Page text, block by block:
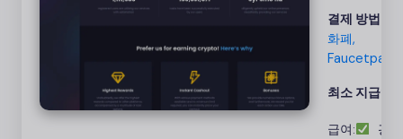
인과 이더리
을 포함한
의 암호화폐
제 서비스를
결제 방법:
화폐,
Faucetpay
최소 지급액:
급여:
광